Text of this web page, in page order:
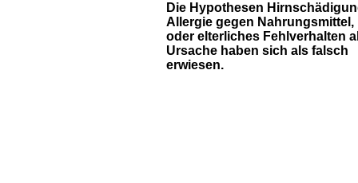
Die Hypothesen
Allergie gegen Nahrungsmittel,
oder elterliches Fehlverhalten
Ursache haben sich als falsch
erwiesen.